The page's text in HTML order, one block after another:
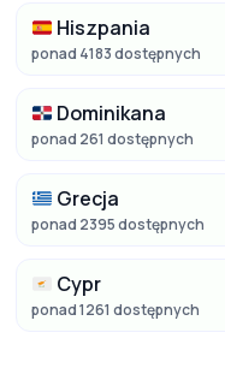
Hiszpania
ponad 4183 dostępnych
Dominikana
ponad 261 dostępnych
Grecja
ponad 2395 dostępnych
Cypr
ponad 1261 dostępnych